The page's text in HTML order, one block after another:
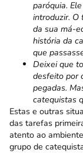
paróquia.
introduzir. O
da sua má-
história da
que
Deixei que
desfeito por
pegadas.
catequistas
Estas e outras
das tarefas
atento ao
grupo de